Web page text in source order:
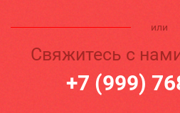
или
Свяжитесь с
+7 (999)